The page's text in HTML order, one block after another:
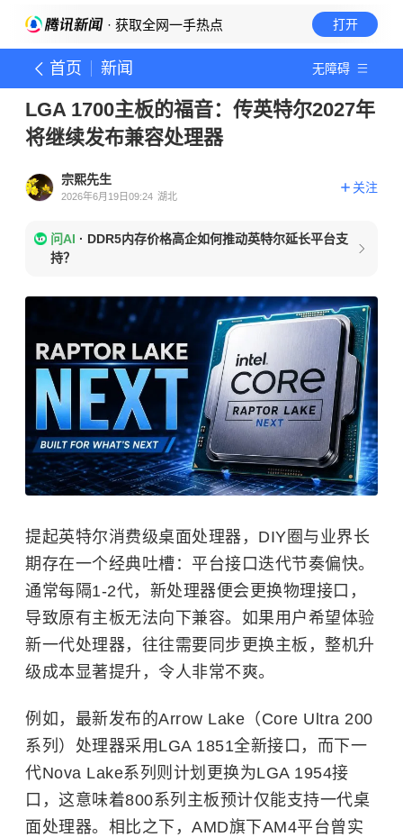
· 获取全网一手热点 打开
首页 新闻 无障碍
LGA 1700主板的福音：传英特尔2027年
将继续发布兼容处理器
宗熙先生
2026年6月19日09:24 湖北
关注
问AI · DDR5内存价格高企如何推动英特尔延长平台支
持？
提起英特尔消费级桌面处理器，DIY圈与业界长
期存在一个经典吐槽：平台接口迭代节奏偏快。
通常每隔1-2代，新处理器便会更换物理接口，
导致原有主板无法向下兼容。如果用户希望体验
新一代处理器，往往需要同步更换主板，整机升
级成本显著提升，令人非常不爽。
例如，最新发布的Arrow Lake（Core Ultra 200
系列）处理器采用LGA 1851全新接口，而下一
代Nova Lake系列则计划更换为LGA 1954接
口，这意味着800系列主板预计仅能支持一代桌
面处理器。相比之下， AMD旗下AM4平台曾实